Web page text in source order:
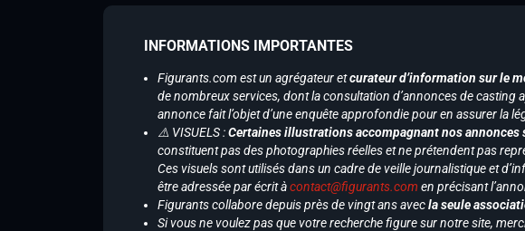
INFORMATIONS IMPORTANTES
Figurants.com est un agrégateur etcurateur d’information sur le
de nombreux services, dont la consultation d’annonces de casting
annonce fait l’objet d’une enquête approfondie pour en assurer
⚠️ VISUELS :Certaines illustrations accompagnant nos
constituent pas des photographies réelles et ne prétendent pas
Ces visuels sont utilisés dans un cadre de veille journalistique et
être adressée par écrit àcontact@figurants.com en précisant
Figurants collabore depuis près de vingt ans avecla seule
Si vous ne voulez pas que votre recherche figure sur notre site,